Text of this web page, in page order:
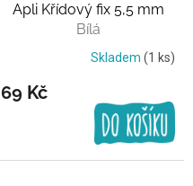
Apli Křídový fix 5,5 mm
Bílá
Skladem (1 ks)
69 Kč